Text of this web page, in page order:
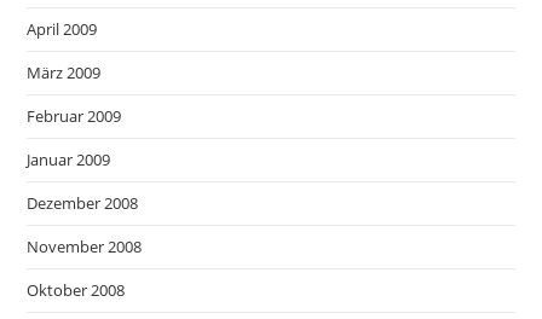
April 2009
März 2009
Februar 2009
Januar 2009
Dezember 2008
November 2008
Oktober 2008